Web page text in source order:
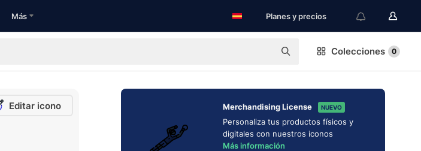
Más Planes y precios
Colecciones 0
Editar icono Merchandising License NUEVO
Personaliza tus productos físicos y
digitales con nuestros iconos
Más información